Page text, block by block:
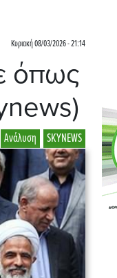
Κυριακή 08/03/2026 - 21:14
όπως
SKYNEWS
Ανάλυση